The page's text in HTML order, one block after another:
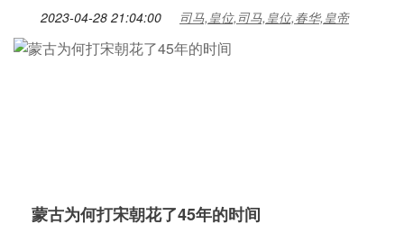
2023-04-28 21:04:00 司马,皇位,司马,皇位,春华,皇帝
蒙古为何打宋朝花了45年的时间